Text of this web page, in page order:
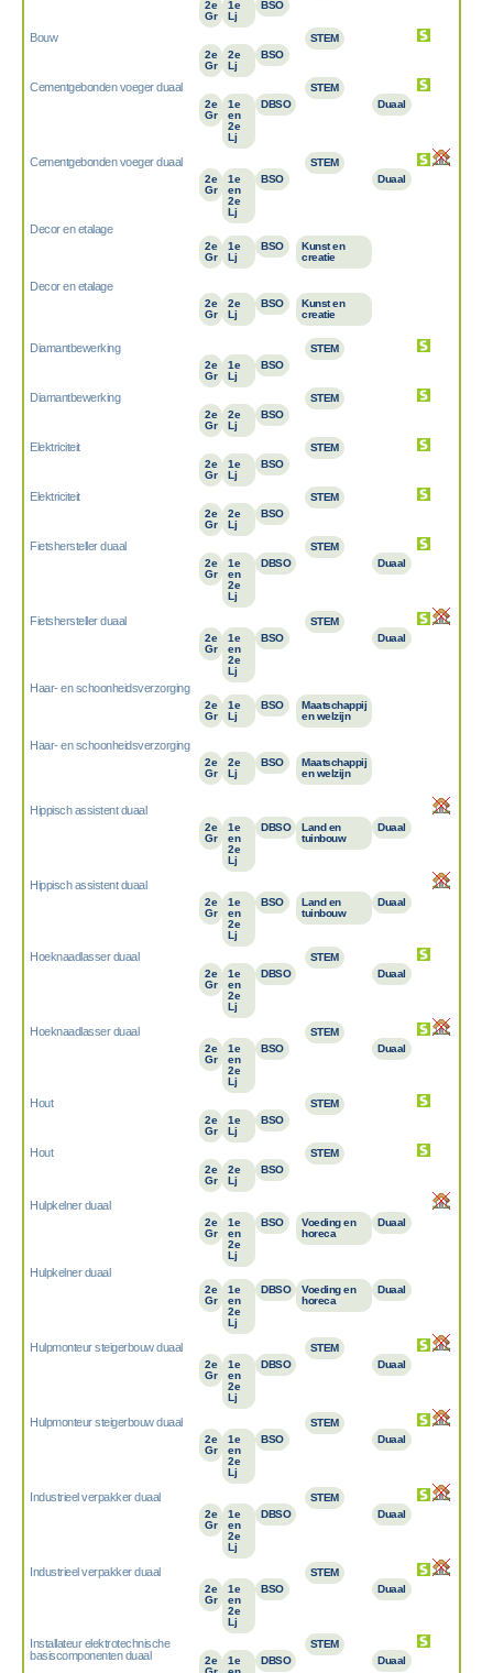
2e
Gr
1e
Lj
BSO
Bouw
2e
Gr
2e
Lj
BSO
STEM
Cementgebonden voeger duaal
2e
Gr
1e
en
2e
Lj
DBSO
STEM
Duaal
Cementgebonden voeger duaal
2e
Gr
1e
en
2e
Lj
BSO
STEM
Duaal
Decor en etalage
2e
Gr
1e
Lj
BSO
Kunst en
creatie
Decor en etalage
2e
Gr
2e
Lj
BSO
Kunst en
creatie
Diamantbewerking
2e
Gr
1e
Lj
BSO
STEM
Diamantbewerking
2e
Gr
2e
Lj
BSO
STEM
Elektriciteit
2e
Gr
1e
Lj
BSO
STEM
Elektriciteit
2e
Gr
2e
Lj
BSO
STEM
Fietshersteller duaal
2e
Gr
1e
en
2e
Lj
DBSO
STEM
Duaal
Fietshersteller duaal
2e
Gr
1e
en
2e
Lj
BSO
STEM
Duaal
Haar- en schoonheidsverzorging
2e
Gr
1e
Lj
BSO
Maatschappij
en welzijn
Haar- en schoonheidsverzorging
2e
Gr
2e
Lj
BSO
Maatschappij
en welzijn
Hippisch assistent duaal
2e
Gr
1e
en
2e
Lj
DBSO
Land en
tuinbouw
Duaal
Hippisch assistent duaal
2e
Gr
1e
en
2e
Lj
BSO
Land en
tuinbouw
Duaal
Hoeknaadlasser duaal
2e
Gr
1e
en
2e
Lj
DBSO
STEM
Duaal
Hoeknaadlasser duaal
2e
Gr
1e
en
2e
Lj
BSO
STEM
Duaal
Hout
2e
Gr
1e
Lj
BSO
STEM
Hout
2e
Gr
2e
Lj
BSO
STEM
Hulpkelner duaal
2e
Gr
1e
en
2e
Lj
BSO
Voeding en
horeca
Duaal
Hulpkelner duaal
2e
Gr
1e
en
2e
Lj
DBSO
Voeding en
horeca
Duaal
Hulpmonteur steigerbouw duaal
2e
Gr
1e
en
2e
Lj
DBSO
STEM
Duaal
Hulpmonteur steigerbouw duaal
2e
Gr
1e
en
2e
Lj
BSO
STEM
Duaal
Industrieel verpakker duaal
2e
Gr
1e
en
2e
Lj
DBSO
STEM
Duaal
Industrieel verpakker duaal
2e
Gr
1e
en
2e
Lj
BSO
STEM
Duaal
Installateur elektrotechnische
basiscomponenten duaal
2e
1e
DBSO
STEM
Duaal